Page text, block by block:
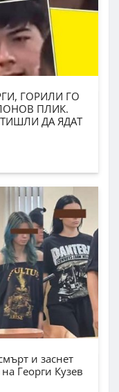
ГОРИЛИ ГО
ПЛИК.
ДА ЯДАТ
и заснет
Георги Кузев